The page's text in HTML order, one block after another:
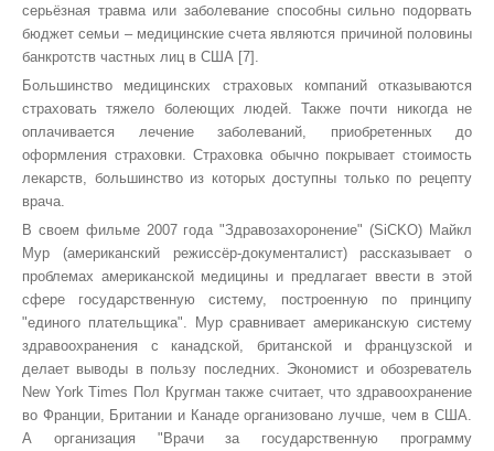
серьёзная травма или заболевание способны сильно подорвать
бюджет семьи – медицинские счета являются причиной половины
банкротств частных лиц в США [7].
Большинство медицинских страховых компаний отказываются
страховать тяжело болеющих людей. Также почти никогда не
оплачивается лечение заболеваний, приобретенных до
оформления страховки. Страховка обычно покрывает стоимость
лекарств, большинство из которых доступны только по рецепту
врача.
В своем фильме 2007 года "Здравозахоронение" (SiCKO) Майкл
Мур (американский режиссёр-документалист) рассказывает о
проблемах американской медицины и предлагает ввести в этой
сфере государственную систему, построенную по принципу
"единого плательщика". Мур сравнивает американскую систему
здравоохранения с канадской, британской и французской и
делает выводы в пользу последних. Экономист и обозреватель
New York Times Пол Кругман также считает, что здравоохранение
во Франции, Британии и Канаде организовано лучше, чем в США.
А организация "Врачи за государственную программу